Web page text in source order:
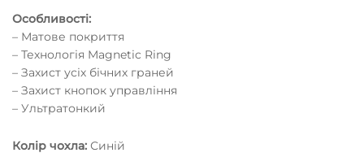
Особливості:
– Матове покриття
– Технологія Magnetic Ring
– Захист усіх бічних граней
– Захист кнопок управління
– Ультратонкий
Колір чохла: Синій